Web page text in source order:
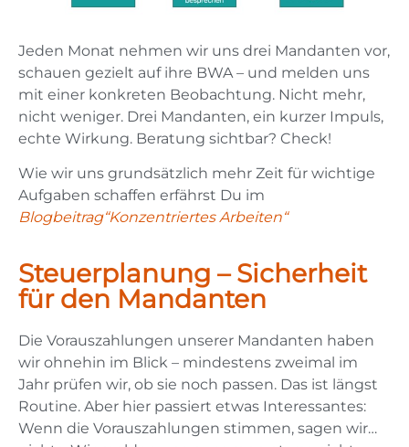
Jeden Monat nehmen wir uns drei Mandanten vor,
schauen gezielt auf ihre BWA – und melden uns
mit einer konkreten Beobachtung. Nicht mehr,
nicht weniger. Drei Mandanten, ein kurzer Impuls,
echte Wirkung. Beratung sichtbar? Check!
Wie wir uns grundsätzlich mehr Zeit für wichtige
Aufgaben schaffen erfährst Du im
Blogbeitrag“Konzentriertes Arbeiten“
Steuerplanung – Sicherheit
für den Mandanten
Die Vorauszahlungen unserer Mandanten haben
wir ohnehin im Blick – mindestens zweimal im
Jahr prüfen wir, ob sie noch passen. Das ist längst
Routine. Aber hier passiert etwas Interessantes:
Wenn die Vorauszahlungen stimmen, sagen wir…